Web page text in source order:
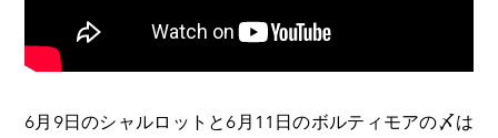
6月9日のシャルロットと6月11日のボルティモアの〆は